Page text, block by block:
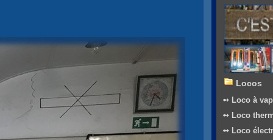
Locos
➻ Loco à
➻ Loco
➻ Loco